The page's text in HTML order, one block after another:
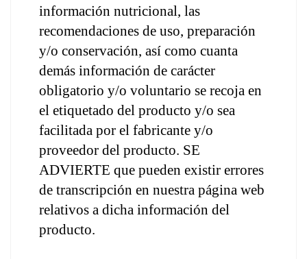
información nutricional, las
recomendaciones de uso, preparación
y/o conservación, así como cuanta
demás información de carácter
obligatorio y/o voluntario se recoja en
el etiquetado del producto y/o sea
facilitada por el fabricante y/o
proveedor del producto. SE
ADVIERTE que pueden existir errores
de transcripción en nuestra página web
relativos a dicha información del
producto.